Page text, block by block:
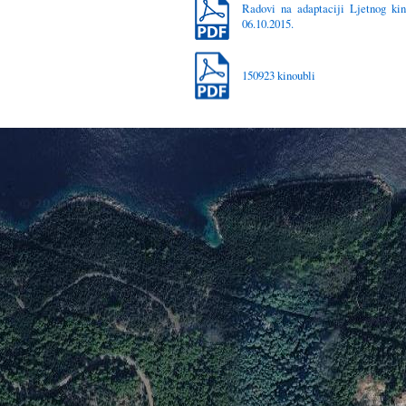
Radovi na adaptaciji Ljetnog
06.10.2015.
150923 kinoubli